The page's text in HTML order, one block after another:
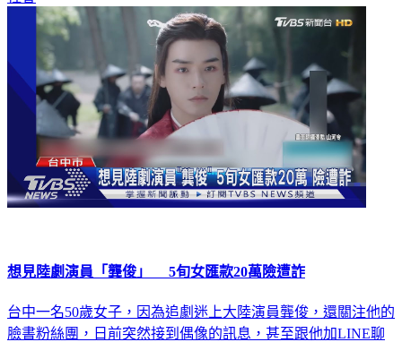
想見陸劇演員「龔俊」 5旬女匯款20萬險遭詐
台中一名50歲女子，因為追劇迷上大陸演員龔俊，還關注他的
臉書粉絲團，日前突然接到偶像的訊息，甚至跟他加LINE聊